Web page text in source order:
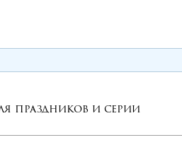
праздников и серии